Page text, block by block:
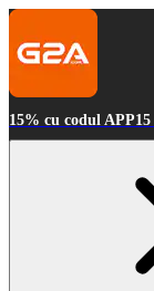
15% cu codul